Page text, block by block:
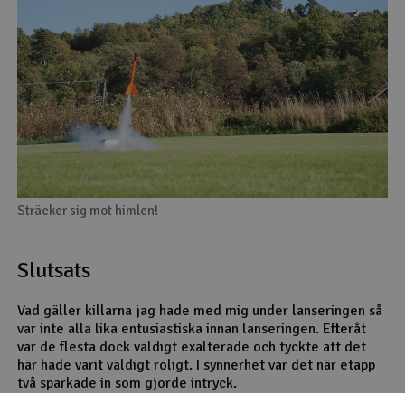
Sträcker sig mot himlen!
Slutsats
Vad gäller killarna jag hade med mig under lanseringen så
var inte alla lika entusiastiska innan lanseringen. Efteråt
var de flesta dock väldigt exalterade och tyckte att det
här hade varit väldigt roligt. I synnerhet var det när etapp
två sparkade in som gjorde intryck.